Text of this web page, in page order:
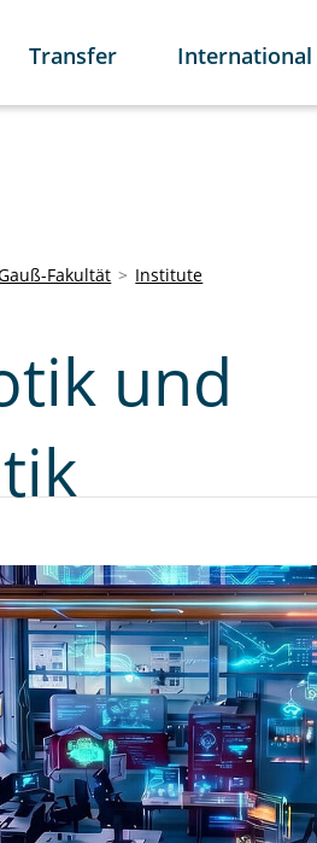
Transfer International
Fakultät Institute
und